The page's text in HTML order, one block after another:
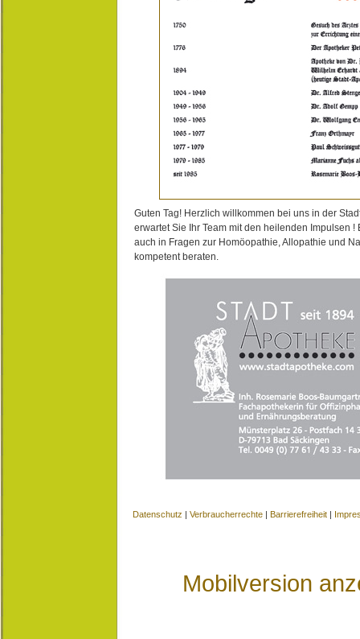
Guten Tag! Herzlich willkommen bei uns in der
erwartet Sie Ihr Team mit den heilenden Impulsen !
auch in Fragen zur Homöopathie, Allopathie und
kompetent beraten.
Datenschutz | Verbraucherrechte | Barrierefreiheit |
Mobilversion